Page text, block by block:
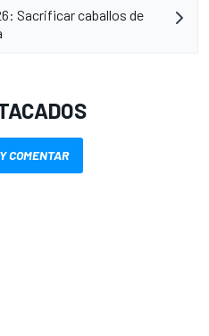
Sacrificar caballos de
COMENTAR